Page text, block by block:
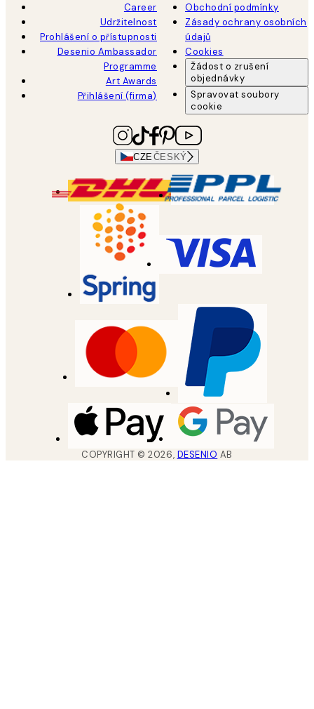
Career
Udržitelnost
Prohlášení o přístupnosti
Desenio Ambassador
Programme
Art Awards
Přihlášení (firma)
Obchodní podmínky
Zásady ochrany osobních
údajů
Cookies
Žádost o zrušení
objednávky
Spravovat soubory
cookie
CZE ČESKÝ
COPYRIGHT ©2026, DESENIO AB